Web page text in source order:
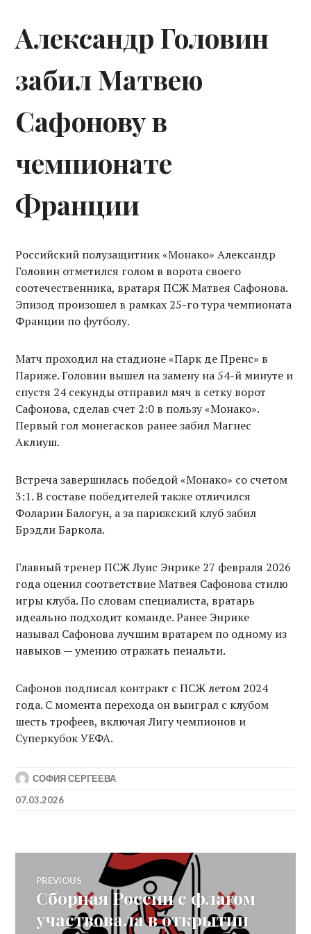
Александр Головин
забил Матвею
Сафонову в
чемпионате
Франции
Российский полузащитник «Монако» Александр
Головин отметился голом в ворота своего
соотечественника, вратаря ПСЖ Матвея Сафонова.
Эпизод произошел в рамках 25-го тура чемпионата
Франции по футболу.
Матч проходил на стадионе «Парк де Пренс» в
Париже. Головин вышел на замену на 54-й минуте и
спустя 24 секунды отправил мяч в сетку ворот
Сафонова, сделав счет 2:0 в пользу «Монако».
Первый гол монегасков ранее забил Магнес
Аклиуш.
Встреча завершилась победой «Монако» со счетом
3:1. В составе победителей также отличился
Фоларин Балогун, а за парижский клуб забил
Брэдли Баркола.
Главный тренер ПСЖ Луис Энрике 27 февраля 2026
года оценил соответствие Матвея Сафонова стилю
игры клуба. По словам специалиста, вратарь
идеально подходит команде. Ранее Энрике
называл Сафонова лучшим вратарем по одному из
навыков — умению отражать пенальти.
Сафонов подписал контракт с ПСЖ летом 2024
года. С момента перехода он выиграл с клубом
шесть трофеев, включая Лигу чемпионов и
Суперкубок УЕФА.
СОФИЯ СЕРГЕЕВА
07.03.2026
Post
navigation
PREVIOUS
Previous
Сборная России с флагом
участвовала в открытии